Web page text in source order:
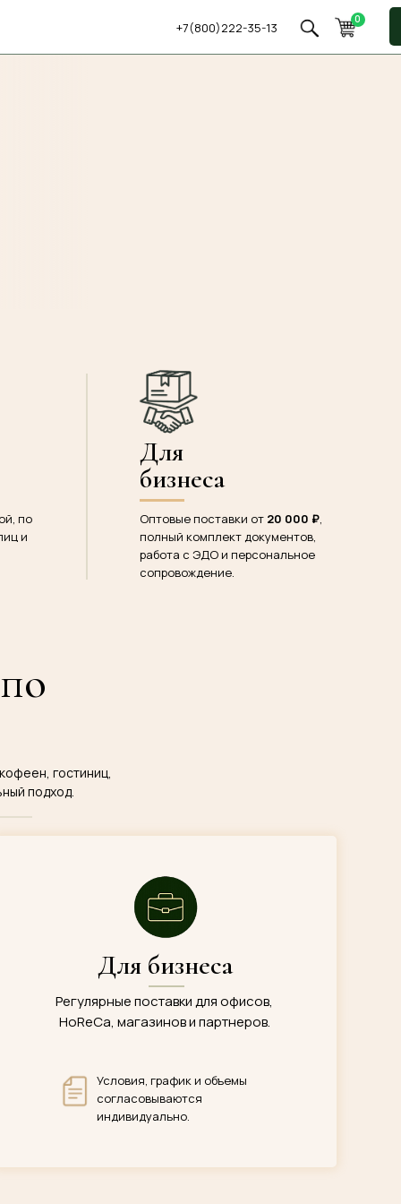
+7(800)222-35-13
0
по
и
Оптовые поставки от 20 000 ₽,
полный комплект документов,
работа с ЭДО и персональное
сопровождение.
Для
бизнеса
гостиниц,
подход.
Регулярные поставки для офисов,
HoReCa, магазинов и партнеров.
Для бизнеса
Условия, график и объемы
согласовываются
индивидуально.